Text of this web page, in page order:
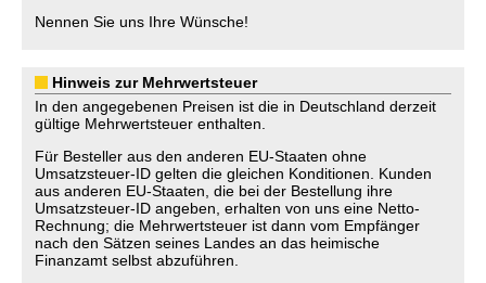
Nennen Sie uns Ihre Wünsche!
Hinweis zur Mehrwertsteuer
In den angegebenen Preisen ist die in Deutschland derzeit
gültige Mehrwertsteuer enthalten.
Für Besteller aus den anderen EU-Staaten ohne
Umsatzsteuer-ID gelten die gleichen Konditionen. Kunden
aus anderen EU-Staaten, die bei der Bestellung ihre
Umsatzsteuer-ID angeben, erhalten von uns eine Netto-
Rechnung; die Mehrwertsteuer ist dann vom Empfänger
nach den Sätzen seines Landes an das heimische
Finanzamt selbst abzuführen.